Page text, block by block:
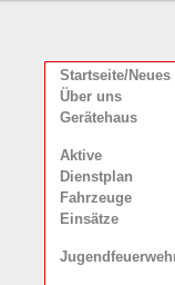
Startseite/Neues
Über uns
Gerätehaus
Aktive
Dienstplan
Fahrzeuge
Einsätze